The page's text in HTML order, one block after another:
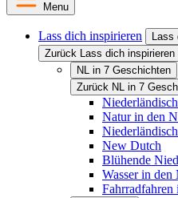
Menu
Lass dich inspirieren
Lass
Zurück Lass dich inspirieren
NL in 7 Geschichten
Zurück NL in 7
Natur in den
New Dutch
Blühende
Wasser in den
Fahrradfahren